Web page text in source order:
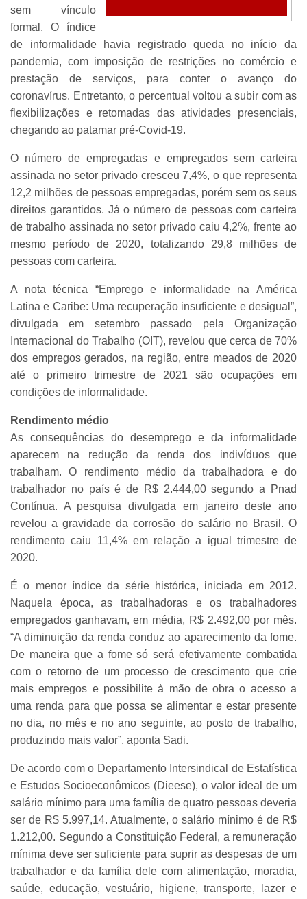
sem vínculo
formal. O índice
de informalidade havia registrado queda no início da
pandemia, com imposição de restrições no comércio e
prestação de serviços, para conter o avanço do
coronavírus. Entretanto, o percentual voltou a subir com as
flexibilizações e retomadas das atividades presenciais,
chegando ao patamar pré-Covid-19.
O número de empregadas e empregados sem carteira
assinada no setor privado cresceu 7,4%, o que representa
12,2 milhões de pessoas empregadas, porém sem os seus
direitos garantidos. Já o número de pessoas com carteira
de trabalho assinada no setor privado caiu 4,2%, frente ao
mesmo período de 2020, totalizando 29,8 milhões de
pessoas com carteira.
A nota técnica “Emprego e informalidade na América
Latina e Caribe: Uma recuperação insuficiente e desigual”,
divulgada em setembro passado pela Organização
Internacional do Trabalho (OIT), revelou que cerca de 70%
dos empregos gerados, na região, entre meados de 2020
até o primeiro trimestre de 2021 são ocupações em
condições de informalidade.
Rendimento médio
As consequências do desemprego e da informalidade
aparecem na redução da renda dos indivíduos que
trabalham. O rendimento médio da trabalhadora e do
trabalhador no país é de R$ 2.444,00 segundo a Pnad
Contínua. A pesquisa divulgada em janeiro deste ano
revelou a gravidade da corrosão do salário no Brasil. O
rendimento caiu 11,4% em relação a igual trimestre de
2020.
É o menor índice da série histórica, iniciada em 2012.
Naquela época, as trabalhadoras e os trabalhadores
empregados ganhavam, em média, R$ 2.492,00 por mês.
“A diminuição da renda conduz ao aparecimento da fome.
De maneira que a fome só será efetivamente combatida
com o retorno de um processo de crescimento que crie
mais empregos e possibilite à mão de obra o acesso a
uma renda para que possa se alimentar e estar presente
no dia, no mês e no ano seguinte, ao posto de trabalho,
produzindo mais valor”, aponta Sadi.
De acordo com o Departamento Intersindical de Estatística
e Estudos Socioeconômicos (Dieese), o valor ideal de um
salário mínimo para uma família de quatro pessoas deveria
ser de R$ 5.997,14. Atualmente, o salário mínimo é de R$
1.212,00. Segundo a Constituição Federal, a remuneração
mínima deve ser suficiente para suprir as despesas de um
trabalhador e da família dele com alimentação, moradia,
saúde, educação, vestuário, higiene, transporte, lazer e